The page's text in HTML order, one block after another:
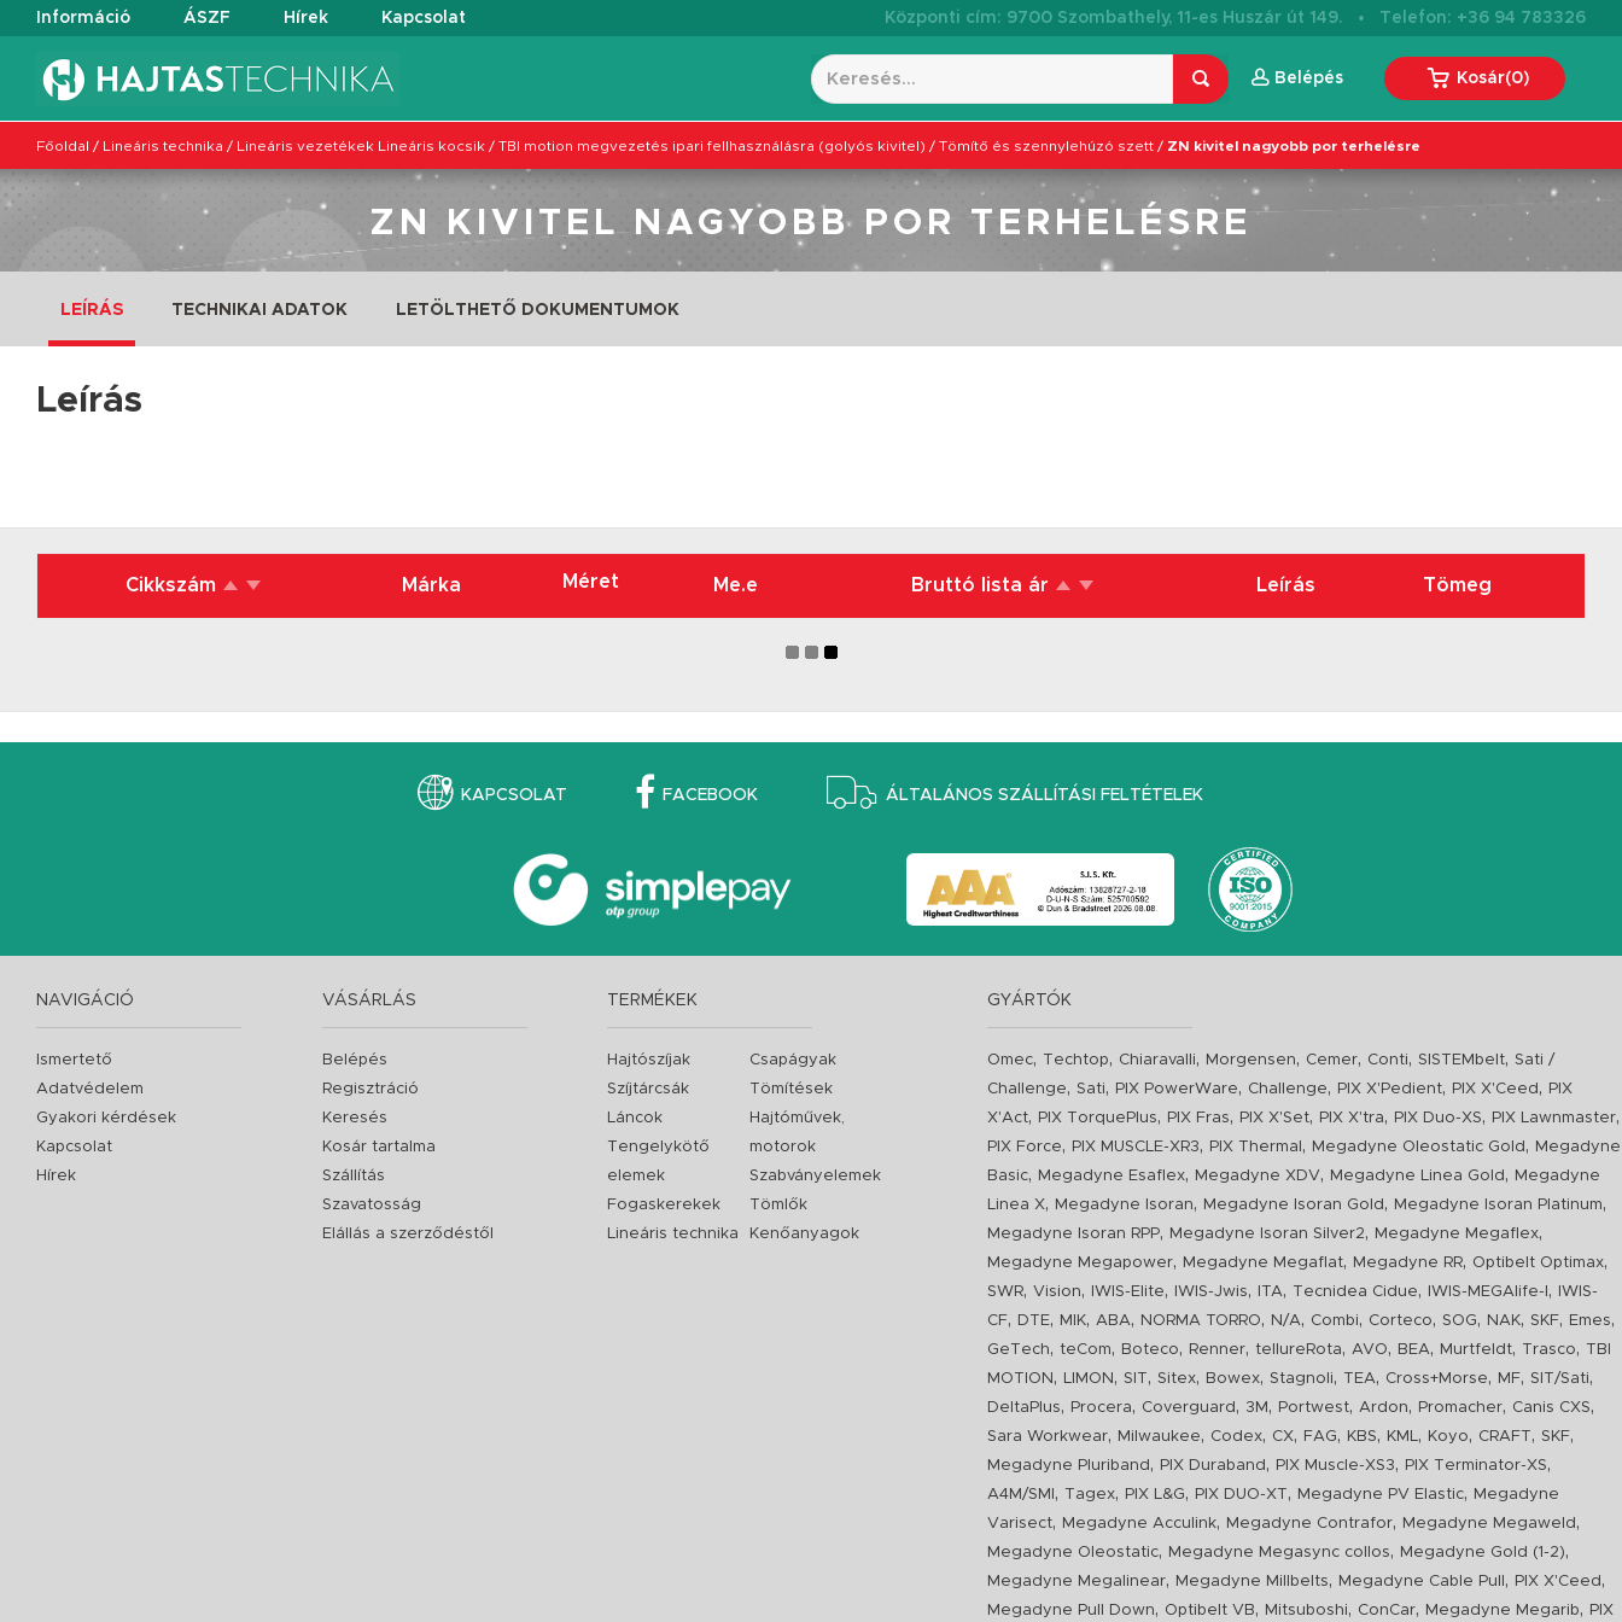
Információ ÁSZF Hírek Kapcsolat Központi cím: 9700 Szombathely, 11-es Huszár út 149. · Telefon: +36 94 783326
Belépés Kosár(0)
Főoldal / Lineáris technika / Lineáris vezetékek Lineáris kocsik / TBI motion megvezetés ipari fellhasználásra (golyós kivitel) / Tömítő és szennylehúzó szett / ZN kivitel nagyobb por terhelésre
ZN KIVITEL NAGYOBB POR TERHELÉSRE
LEÍRÁS TECHNIKAI ADATOK LETÖLTHETŐ DOKUMENTUMOK
Leírás
Cikkszám Márka Méret Me.e Bruttó lista ár Leírás Tömeg
KAPCSOLAT FACEBOOK ÁLTALÁNOS SZÁLLÍTÁSI FELTÉTELEK
NAVIGÁCIÓ
Ismertető
Adatvédelem
Gyakori kérdések
Kapcsolat
Hírek
VÁSÁRLÁS
Belépés
Regisztráció
Keresés
Kosár tartalma
Szállítás
Szavatosság
Elállás a szerződéstől
TERMÉKEK
Hajtószíjak
Szíjtárcsák
Láncok
Tengelykötő
elemek
Fogaskerekek
Lineáris technika
Csapágyak
Tömítések
Hajtóművek,
motorok
Szabványelemek
Tömlők
Kenőanyagok
GYÁRTÓK
Omec, Techtop, Chiaravalli, Morgensen, Cemer, Conti,SISTEMbelt,Sati /
Challenge,Sati, PIX PowerWare, Challenge, PIX X'Pedient, PIX X'Ceed ,
PIX
X'Act, PIX TorquePlus, PIX Fras, PIX X'Set, PIX X'tra, PIX Duo-XS, PIX Lawnmaster,
PIX Force, PIX MUSCLE-XR3, PIX Thermal , Megadyne Oleostatic Gold ,
Megadyne
Basic, Megadyne Esaflex, Megadyne XDV, Megadyne Linea Gold ,
Megadyne
Linea X, Megadyne Isoran, Megadyne Isoran Gold , Megadyne Isoran Platinum,
Megadyne Isoran RPP, Megadyne Isoran Silver2, Megadyne Megaflex,
Megadyne Megapower, Megadyne Megaflat, Megadyne RR, Optibelt Optimax,
SWR,Vision, IWIS-Elite, IWIS-Jwis, ITA, Tecnidea Cidue, IWIS-MEGAlife-I ,
IWIS-
CF, DTE, MIK, ABA, NORMA TORRO, N/A, Combi, Corteco,SOG, NAK,SKF, Emes,
GeTech, teCom, Boteco, Renner, tellureRota, AVO, BEA, Murtfeldt, Trasco, TBI
MOTION , LIMON ,SIT,Sitex, Bowex,Stagnoli, TEA, Cross+Morse, MF,SIT/Sati,
DeltaPlus, Procera, Coverguard , 3M , Portwest, Ardon, Promacher, Canis CXS,
Sara Workwear, Milwaukee, Codex, CX, FAG, KBS, KML, Koyo, CRAFT,SKF,
Megadyne Pluriband , PIX Duraband , PIX Muscle-XS3, PIX Terminator-XS,
A4M/SMI , Tagex, PIX L&G, PIX DUO-XT, Megadyne PV Elastic,
Megadyne
Varisect, Megadyne Acculink, Megadyne Contrafor, Megadyne Megaweld ,
Megadyne Oleostatic, Megadyne Megasync collos, Megadyne Gold (1-2),
Megadyne Megalinear, Megadyne Millbelts, Megadyne Cable Pull , PIX X'Ceed ,
Megadyne Pull Down, Optibelt VB, Mitsuboshi, ConCar, Megadyne Megarib, PIX